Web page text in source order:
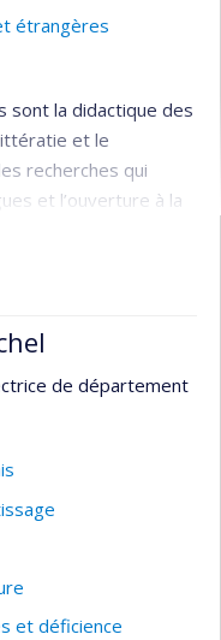
étrangères
sont la didactique des
et le
recherches qui
et l’ouverture à la
seconde. Elle
au Québec.
et langue
en milieux
secondes
de département
et déficience